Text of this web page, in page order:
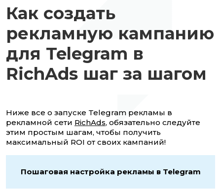
Как создать
рекламную кампанию
для Telegram в
RichAds шаг за шагом
Ниже все о запуске Telegram рекламы в
рекламной сети RichAds, обязательно следуйте
этим простым шагам, чтобы получить
максимальный ROI от своих кампаний!
Пошаговая настройка рекламы в Telegram